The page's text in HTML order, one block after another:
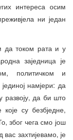
интереса осим
ни један
да током рата и у
заједница је
политичком и
намјери: да
развоју, да би што
су безбједне,
због чега смо још
захтијевамо, је